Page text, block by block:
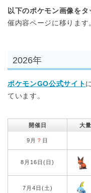
以下のポケモン画像をタ
催内容ページに移ります
2026年
ポケモンGO公式サイト
ています。
開催日 大
9月 ？ 日
8月16日(日)
7月4日(土)